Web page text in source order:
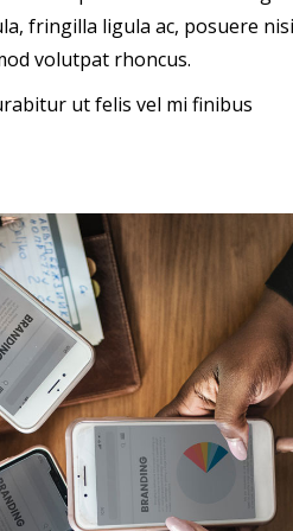
fringilla ligula ac, posuere
volutpat rhoncus.
ut felis vel mi finibus